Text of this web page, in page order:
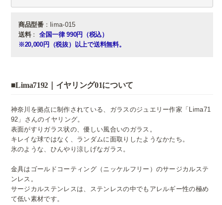
商品型番：lima-015
送料： 全国一律 990円（税込）
※20,000円（税抜）以上で送料無料。
■Lima7192｜イヤリング01について
神奈川を拠点に制作されている、ガラスのジュエリー作家「Lima71
92」さんのイヤリング。
表面がすりガラス状の、優しい風合いのガラス。
キレイな球ではなく、ランダムに面取りしたようなかたち。
氷のような、ひんやり涼しげなガラス。
金具はゴールドコーティング（ニッケルフリー）のサージカルステ
ンレス。
サージカルステンレスは、ステンレスの中でもアレルギー性の極め
て低い素材です。